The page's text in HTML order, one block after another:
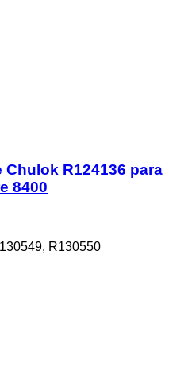
R124136 para
8400
R130550